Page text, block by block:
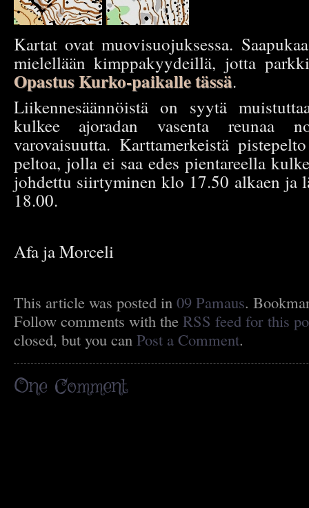
Kartat ovat muovisuojuksessa.
mielellään kimppakyydeillä, jotta
Opastus Kurko-paikalle tässä.
Liikennesäännöistä on syytä
kulkee ajoradan vasenta reunaa
varovaisuutta. Karttamerkeistä
peltoa, jolla ei saa edes pientareella
johdettu siirtyminen klo 17.50 alkaen ja
18.00.
Afa ja Morceli
This article was posted in 09 Pamaus.
Follow comments with the RSS feed for this
closed, but you can Post a Comment.
One Comment